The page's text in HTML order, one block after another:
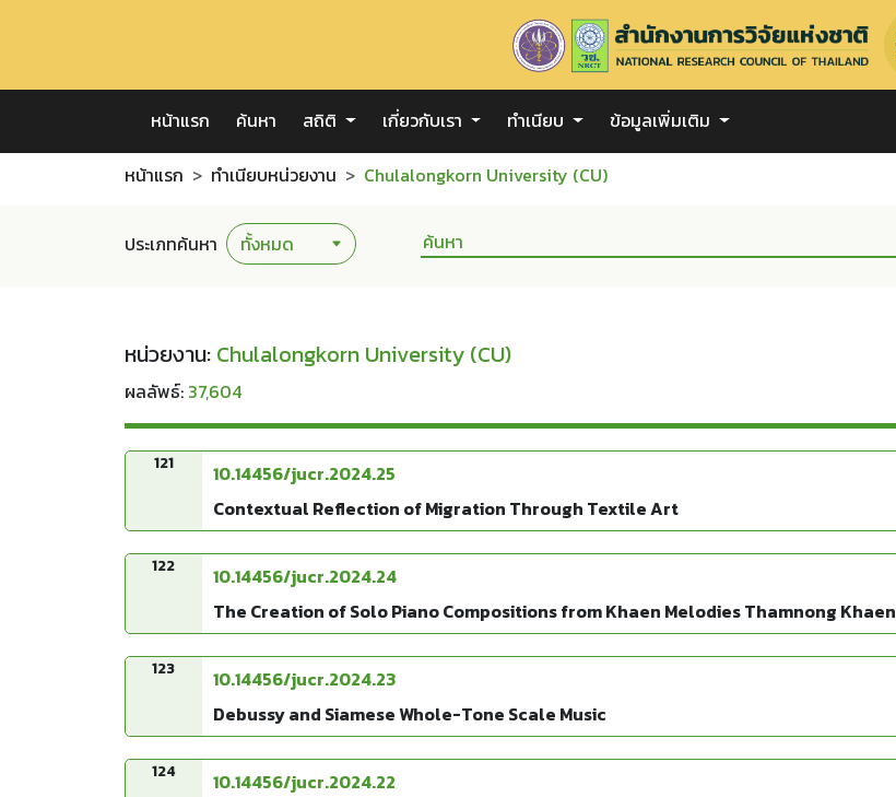
หน้าแรก ค้นหา สถิติ เกี่ยวกับเรา ทำเนียบ ข้อมูลเพิ่มเติม
หน้าแรก ทำเนียบหน่วยงาน Chulalongkorn University (CU)
ประเภทค้นหา
หน่วยงาน: Chulalongkorn University (CU)
ผลลัพธ์: 37,604
121 10.14456/jucr.2024.25
Contextual Reflection of Migration Through Textile Art
122 10.14456/jucr.2024.24
The Creation of Solo Piano Compositions from Khaen Melodies Thamnong Khaen
123 10.14456/jucr.2024.23
Debussy and Siamese Whole-Tone Scale Music
124 10.14456/jucr.2024.22